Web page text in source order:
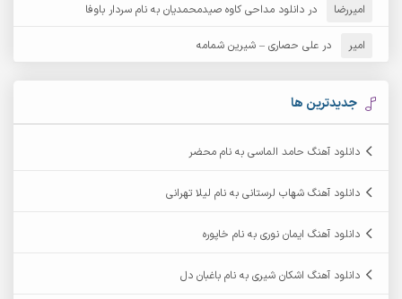
آرش مهرابی آرش نظری
آرشام
آرکاداش
امیررضا در دانلود مداحی کاوه صیدمحمدیان به نام سردار باوفا
امیر در علی حصاری – شیرین شمامه
جدیدترین ها
دانلود آهنگ حامد الماسی به نام محضر
دانلود آهنگ شهاب لرستانی به نام لیلا تهرانی
دانلود آهنگ ایمان نوری به نام خاپوره
دانلود آهنگ اشکان شیری به نام باغبان دل